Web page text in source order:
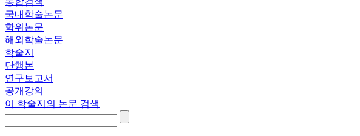
국내학술논문
학위논문
해외학술논문
학술지
단행본
연구보고서
공개강의
이 학술지의 논문 검색